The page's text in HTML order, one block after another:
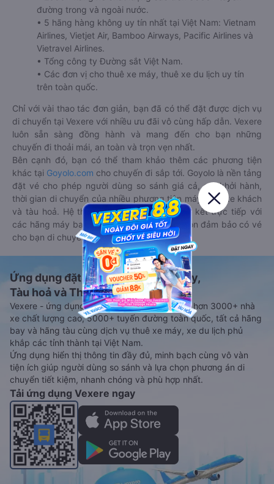
đường trong và ngoài nước.
• 5 hãng hàng không uy tín nhất tại Việt Nam: Vietnam
Airlines, Vietjet Air, Bamboo Airways, Pacific Airlines và
Vietravel Airlines.
• Tổng công ty Đường sắt Việt Nam.
• Các đơn vị cho thuê xe máy, thuê xe du lịch uy tín
trên toàn quốc.
Chỉ với vài thao tác đơn giản, bạn đã có thể đặt được dịch vụ
di chuyển tại Vexere với nhiều ưu đãi vô cùng hấp dẫn. Vexere
luôn sẵn sàng đồng hành và mang đến cho bạn những
chuyến đi thoải mái, an toàn và trọn vẹn nhất.
Bên cạnh đó, bạn có thể tham khảo thêm các phương tiện
khác tại Goyolo.com cho chuyến đi sắp tới. Goyolo là nền tảng
đặt vé cho phép người dùng so sánh giá cả, giờ khởi hành,
thời gian di chuyển của nhiều phương tiện máy bay, xe khách
và tàu hoả. Hệ thống của Goyolo được liên kết trực tiếp với
các hãng máy bay, xe khách và tàu hoả, luôn đảm bảo có vé
cho bạn di chuyển.
Ứng dụng đặt vé Xe khách, Máy bay,
Tàu hoả và Thuê xe
Vexere - ứng dụng đặt vé đa phương tiện với hơn 3000+ nhà
xe chất lượng cao, 5000+ tuyến đường toàn quốc, tất cả hãng
bay và hãng tàu cùng dịch vụ thuê xe máy, xe du lịch phủ
khắp các tỉnh thành tại Việt Nam.
Ứng dụng hiển thị thông tin đầy đủ, minh bạch cùng vô vàn
tiện ích giúp người dùng so sánh và lựa chọn phương án di
chuyển tiết kiệm, nhanh chóng và phù hợp nhất.
Tải ứng dụng Vexere ngay